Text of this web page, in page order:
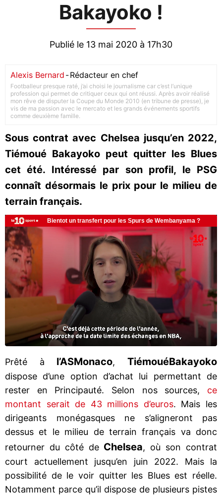
Bakayoko !
Publié le 13 mai 2020 à 17h30
Alexis Bernard -Rédacteur en chef
Footballeur presque raté, j’ai choisi le journalisme car c’est l’unique
profession qui permet de critiquer ceux qui ont réussi. Après avoir réalisé
mon rêve de disputer la Coupe du Monde 2010 (en tribune de presse), je
vis de ma passion avec le mercato et les grands événements sportifs
comme deuxième famille.
Sous contrat avec Chelsea jusqu’en 2022,
Tiémoué Bakayoko peut quitter les Blues
cet été. Intéressé par son profil, le PSG
connaît désormais le prix pour le milieu de
terrain français.
Prêté à l’ASMonaco,TiémouéBakayoko
dispose d’une option d’achat lui permettant de
rester en Principauté. Selon nos sources, ce
montant serait de 43 millions d’euros. Mais les
dirigeants monégasques ne s’aligneront pas
dessus et le milieu de terrain français va donc
retourner du côté de Chelsea, où son contrat
court actuellement jusqu’en juin 2022. Mais la
possibilité de le voir quitter les Blues est réelle.
Notamment parce qu’il dispose de plusieurs pistes